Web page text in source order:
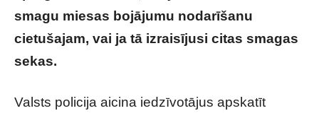
smagu miesas bojājumu nodarīšanu
cietušajam, vai ja tā izraisījusi citas smagas
sekas.
Valsts policija aicina iedzīvotājus apskatīt